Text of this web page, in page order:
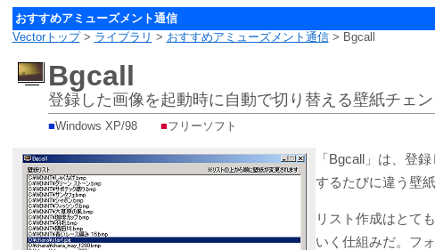
おすすめアミューズメント通信
Vectorトップ> ライブラリ > おすすめアミューズメント通信> Bgcall
Bgcall
登録した画像を起動時に自動で切り替える壁紙チェン
■Windows XP/98 ■フリーソフト
「Bgcall」は、登
するたびに違う壁
リスト作成はとて
いく仕組みだ。フ